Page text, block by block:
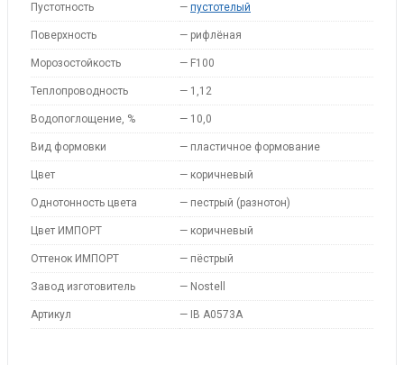
Пустотность — пустотелый
Поверхность — рифлёная
Морозостойкость — F100
Теплопроводность — 1,12
Водопоглощение, % — 10,0
Вид формовки — пластичное формование
Цвет — коричневый
Однотонность цвета — пестрый (разнотон)
Цвет ИМПОРТ — коричневый
Оттенок ИМПОРТ — пёстрый
Завод изготовитель — Nostell
Артикул — IB A0573A